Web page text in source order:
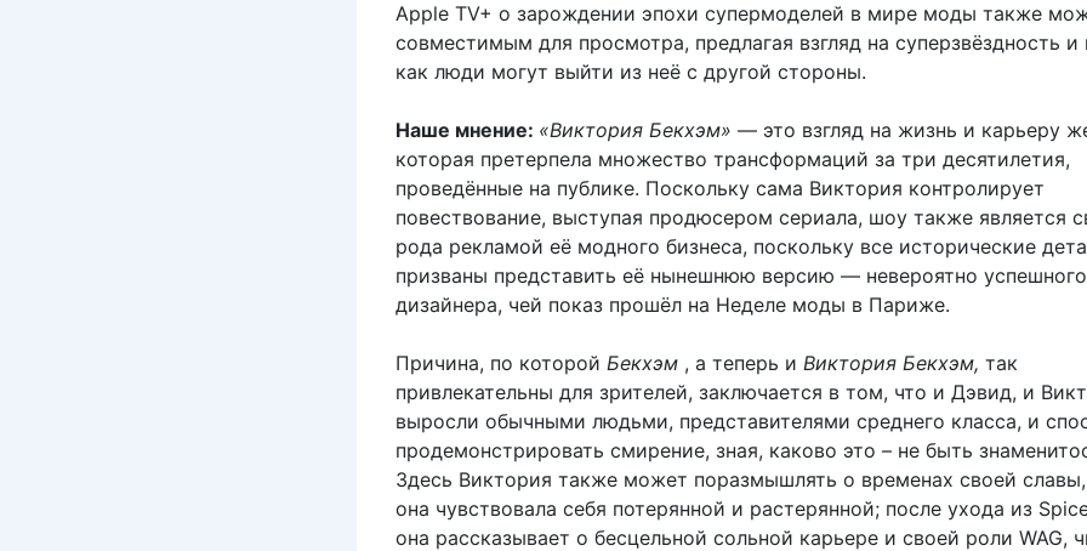
Apple TV+ о зарождении эпохи супермоделей в мире моды также
совместимым для просмотра, предлагая взгляд на суперзвёздность и
как люди могут выйти из неё с другой стороны.
Наше мнение: «Виктория Бекхэм» — это взгляд на жизнь и карьеру
которая претерпела множество трансформаций за три десятилетия,
проведённые на публике. Поскольку сама Виктория контролирует
повествование, выступая продюсером сериала, шоу также является
рода рекламой её модного бизнеса, поскольку все исторические
призваны представить её нынешнюю версию — невероятно успешного
дизайнера, чей показ прошёл на Неделе моды в Париже.
Причина, по которой Бекхэм , а теперь и Виктория Бекхэм, так
привлекательны для зрителей, заключается в том, что и Дэвид, и
выросли обычными людьми, представителями среднего класса, и
продемонстрировать смирение, зная, каково это – не быть
Здесь Виктория также может поразмышлять о временах своей славы,
она чувствовала себя потерянной и растерянной; после ухода из
она рассказывает о бесцельной сольной карьере и своей роли WAG,